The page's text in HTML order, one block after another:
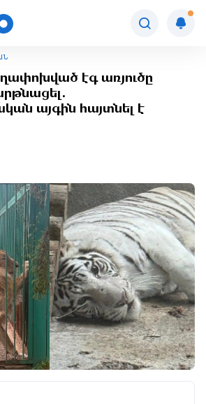
էգ առյուծը
այգին հայտնել է